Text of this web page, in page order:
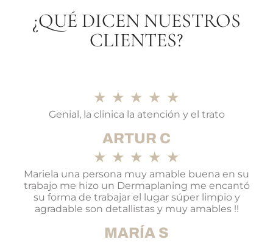
¿QUÉ DICEN NUESTROS
CLIENTES?
★ ★ ★ ★ ★
Genial, la clinica la atención y el trato
ARTUR C
★ ★ ★ ★ ★
Mariela una persona muy amable buena en su
trabajo me hizo un Dermaplaning me encantó
su forma de trabajar el lugar súper limpio y
agradable son detallistas y muy amables !!
MARÍA S